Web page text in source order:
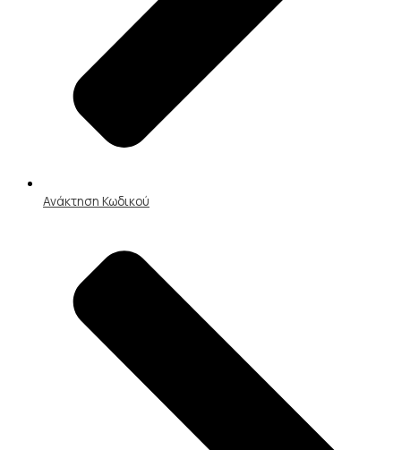
Ανάκτηση Κωδικού